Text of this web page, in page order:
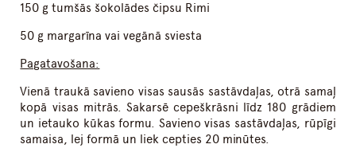
150 g tumšās šokolādes čipsu Rimi
50 g margarīna vai vegānā sviesta
Pagatavošana:
Vienā traukā savieno visas sausās sastāvdaļas, otrā samaļ
kopā visas mitrās. Sakarsē cepeškrāsni līdz 180 grādiem
un ietauko kūkas formu. Savieno visas sastāvdaļas, rūpīgi
samaisa, lej formā un liek cepties 20 minūtes.